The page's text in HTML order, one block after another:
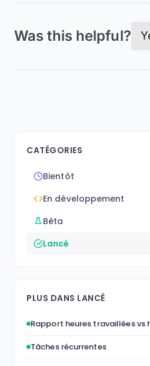
Was this helpful?
CATÉGORIES
Bientôt
En développement
Bêta
Lancé
PLUS DANS LANCÉ
Rapport heures travaillées vs
Tâches récurrentes